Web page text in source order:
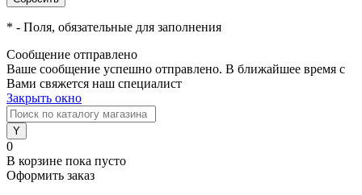
* - Поля, обязательные для заполнения
Сообщение отправлено
Ваше сообщение успешно отправлено. В ближайшее время с
Вами свяжется наш специалист
Закрыть окно
0
В корзине пока пусто
Оформить заказ